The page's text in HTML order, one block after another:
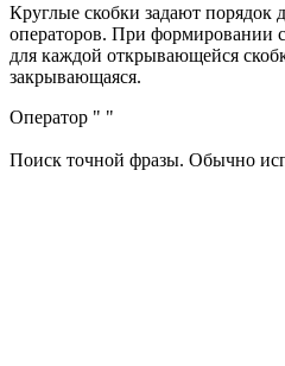
Круглые скобки задают порядок
операторов. При формировании
для каждой открывающейся
закрывающаяся.
Оператор " "
Поиск точной фразы. Обычно